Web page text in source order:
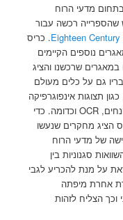
יום עיון קצר בתחום מדעי הרוח
שהספרייה רכשה עבור
Eighteen. כריס
נוספים הקיימים
שרכשנו והציג
גם על כלים מעולם
תצוגות אינפוגרפיקה
של מעקב אחר שכיחות מילים, יצירת ענני מונחים, OCR וכדומה. כדי
הציג מחקרים שנעשו
של מדעי הרוח
סגנוניות בין
על מנת להכריע לגבי
אחרת מיפתה
וכך הצליח לזהות